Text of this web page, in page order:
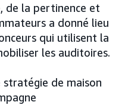
de la pertinence et
a donné lieu
qui utilisent la
les auditoires.
stratégie de maison